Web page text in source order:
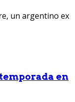
un argentino ex
en